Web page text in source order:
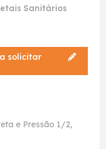
Sanitários
solicitar
e Pressão 1/2,